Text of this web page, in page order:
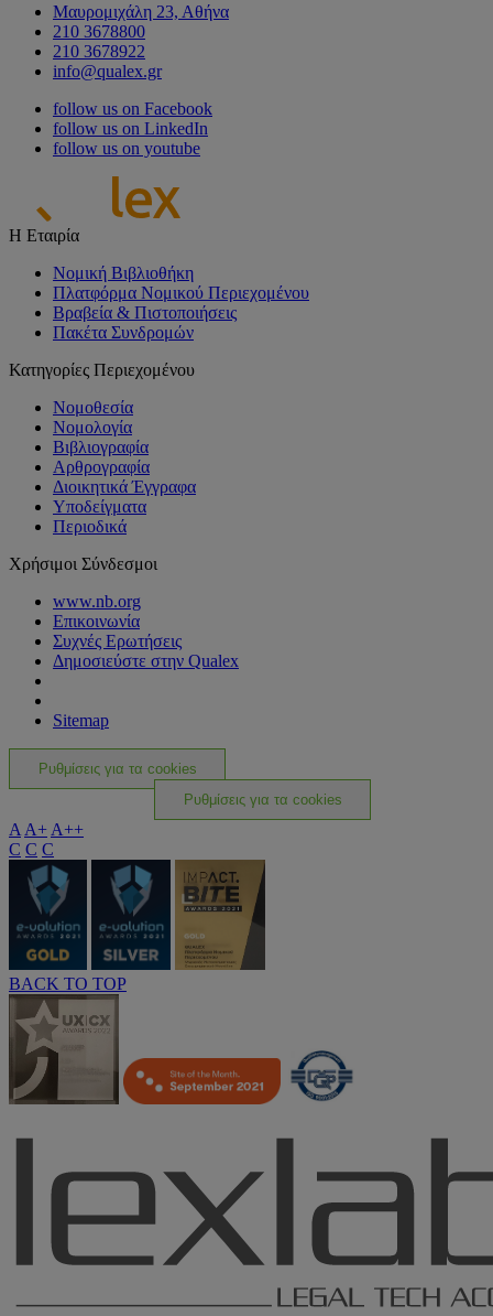
Μαυρομιχάλη 23, Αθήνα
210 3678800
210 3678922
info@qualex.gr
follow us on Facebook
follow us on LinkedIn
follow us on youtube
Η Εταιρία
Νομική Βιβλιοθήκη
Πλατφόρμα Νομικού Περιεχομένου
Βραβεία & Πιστοποιήσεις
Πακέτα Συνδρομών
Κατηγορίες Περιεχομένου
Νομοθεσία
Νομολογία
Βιβλιογραφία
Αρθρογραφία
Διοικητικά Έγγραφα
Υποδείγματα
Περιοδικά
Χρήσιμοι Σύνδεσμοι
www.nb.org
Επικοινωνία
Συχνές Ερωτήσεις
Δημοσιεύστε στην Qualex
Sitemap
Ρυθμίσεις για τα cookies
Ρυθμίσεις για τα cookies
A A+ A++
C C C
BACK TO TOP